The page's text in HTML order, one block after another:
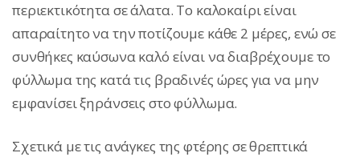
περιεκτικότητα σε άλατα. Το καλοκαίρι είναι
απαραίτητο να την ποτίζουμε κάθε 2 μέρες, ενώ σε
συνθήκες καύσωνα καλό είναι να διαβρέχουμε το
φύλλωμα της κατά τις βραδινές ώρες για να μην
εμφανίσει ξηράνσεις στο φύλλωμα.
Σχετικά με τις ανάγκες της φτέρης σε θρεπτικά